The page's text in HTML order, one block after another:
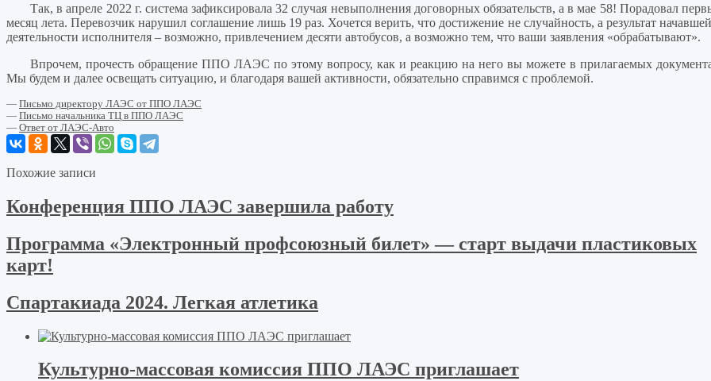
Так, в апреле 2022 г. система зафиксировала 32 случая невыполнения договорных обязательств, а в мае 58! Порадовал
месяц лета. Перевозчик нарушил соглашение лишь 19 раз. Хочется верить, что достижение не случайность, а результат
деятельности исполнителя – возможно, привлечением десяти автобусов, а возможно тем, что ваши заявления «обрабатывают».
Впрочем, прочесть обращение ППО ЛАЭС по этому вопросу, как и реакцию на него вы можете в прилагаемых
Мы будем и далее освещать ситуацию, и благодаря вашей активности, обязательно справимся с проблемой.
— Письмо директору ЛАЭС от ППО ЛАЭС
— Письмо начальника ТЦ в ППО ЛАЭС
— Ответ от ЛАЭС-Авто
Похожие записи
Конференция ППО ЛАЭС завершила работу
Программа «Электронный профсоюзный билет» — старт выдачи пластиковых
карт!
Спартакиада 2024. Легкая атлетика
Культурно-массовая комиссия ППО ЛАЭС приглашает